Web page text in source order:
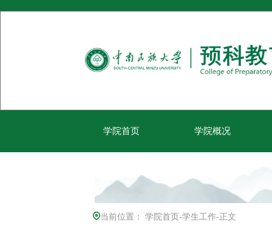
学院首页 学院概况
当前位置： 学院首页-学生工作-正文